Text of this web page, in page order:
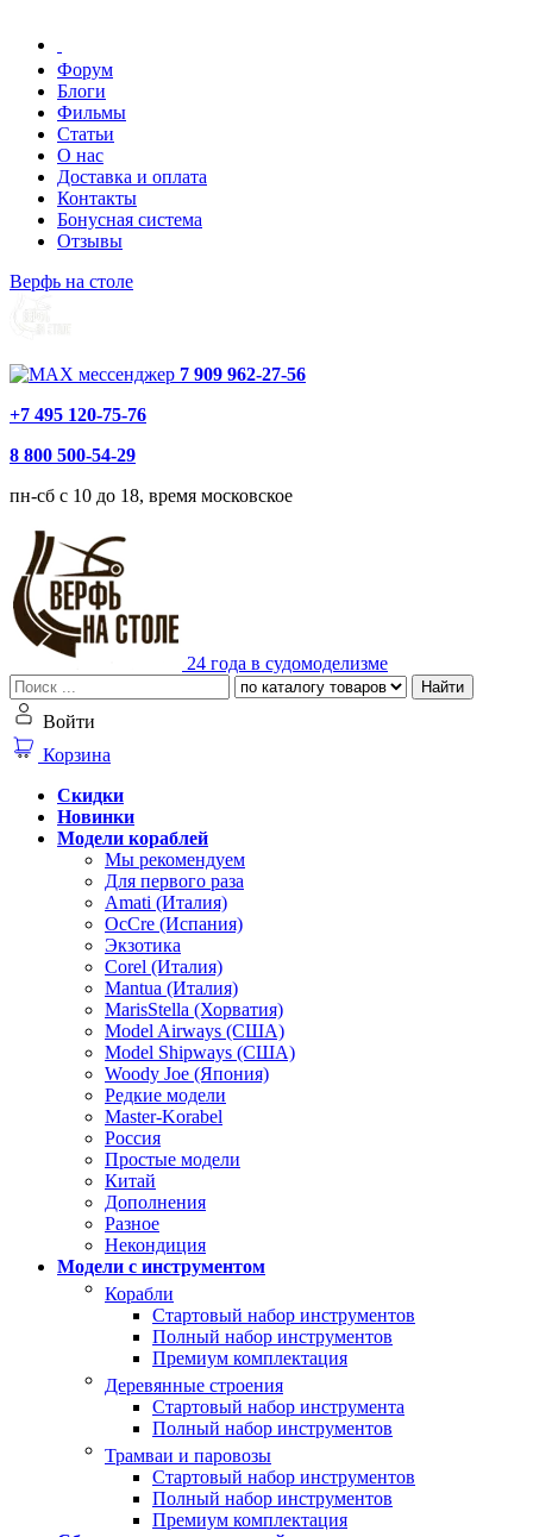
Форум
Блоги
Фильмы
Статьи
О нас
Доставка и оплата
Контакты
Бонусная система
Отзывы
Верфь на столе
7 909 962-27-56
+7 495 120-75-76
8 800 500-54-29
пн-сб с 10 до 18, время московское
24 года в судомоделизме
Найти
Войти
Корзина
Скидки
Новинки
Модели кораблей
Мы рекомендуем
Для первого раза
Amati (Италия)
OcCre (Испания)
Экзотика
Corel (Италия)
Mantua (Италия)
MarisStella (Хорватия)
Model Airways (США)
Model Shipways (США)
Woody Joe (Япония)
Редкие модели
Master-Korabel
Россия
Простые модели
Китай
Дополнения
Разное
Некондиция
Модели с инструментом
Корабли
Стартовый набор инструментов
Полный набор инструментов
Премиум комплектация
Деревянные строения
Стартовый набор инструмента
Полный набор инструментов
Трамваи и паровозы
Стартовый набор инструментов
Полный набор инструментов
Премиум комплектация